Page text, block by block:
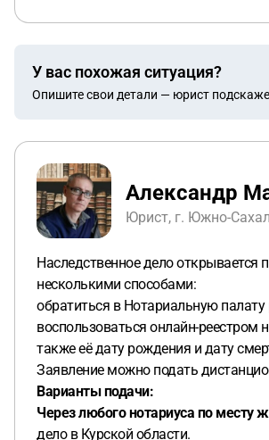
У вас похожая ситуация?
Опишите свои детали — юрист
Александр
Юрист, г. Южно-
Наследственное дело открывается
несколькими способами:
обратиться в Нотариальную
воспользоваться онлайн-
также её дату рождения и дату
Заявление можно подать
Варианты подачи:
Через любого нотариуса по месту
дело в Курской области.